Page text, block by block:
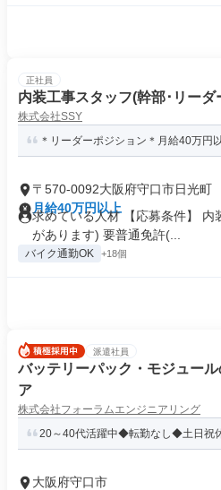
正社員
内装工事スタッフ(幹部･リーダ
株式会社SSY
＊リーダーポジション＊月給40万円
〒570-0092大阪府守口市日光町
月給40万円以上
求めている人材 【応募条件】 内
があります) 要普通免許(...
バイク通勤OK +18個
派遣社員
バッテリーパック・モジュー
ア
株式会社フォーラムエンジニアリング
20～40代活躍中◆転勤なし◆土日祝
大阪府守口市